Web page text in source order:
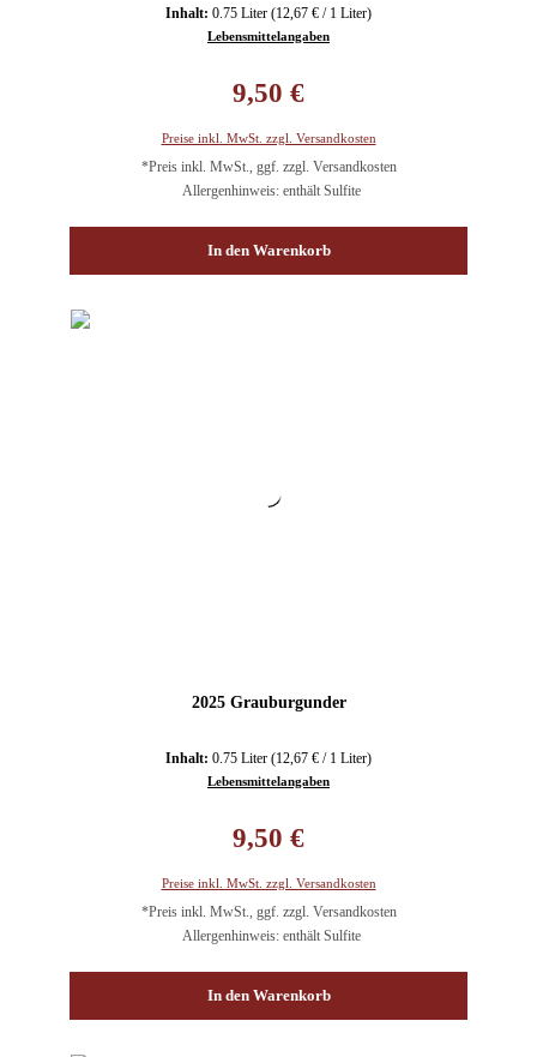
Inhalt: 0.75 Liter (12,67 € / 1 Liter)
Lebensmittelangaben
9,50 €
Preise inkl. MwSt. zzgl. Versandkosten
*Preis inkl. MwSt., ggf. zzgl. Versandkosten
Allergenhinweis: enthält Sulfite
In den Warenkorb
2025 Grauburgunder
Inhalt: 0.75 Liter (12,67 € / 1 Liter)
Lebensmittelangaben
9,50 €
Preise inkl. MwSt. zzgl. Versandkosten
*Preis inkl. MwSt., ggf. zzgl. Versandkosten
Allergenhinweis: enthält Sulfite
In den Warenkorb